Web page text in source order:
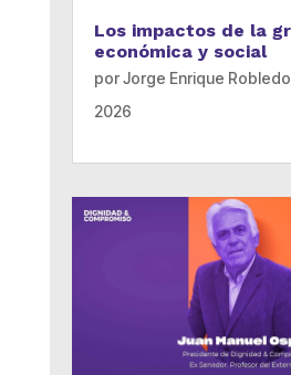
Los impactos de la
económica y social
porJorge Enrique
2026